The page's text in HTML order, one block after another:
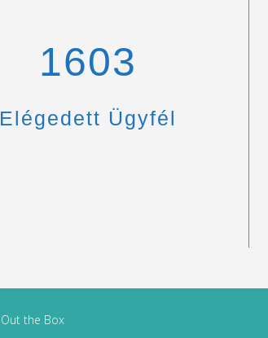
1670
Elégedett Ügyfél
Out the Box